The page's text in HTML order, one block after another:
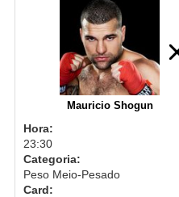
Mauricio Shogun
Hora:
23:30
Categoria:
Peso Meio-Pesado
Card: